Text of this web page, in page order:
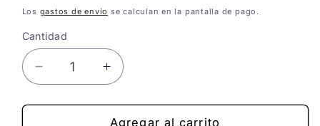
habitual
Los gastos de envío se calculan en la pantalla de pago.
Cantidad
Reducir
cantidad
para
Aumentar
cantidad
para
BANDOLA
Agregar al carrito